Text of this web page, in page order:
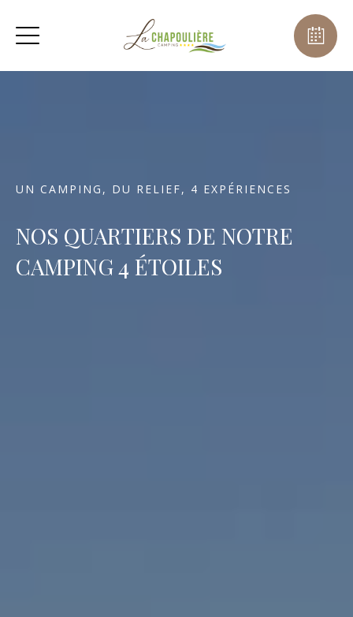
UN CAMPING, DU RELIEF, 4 EXPÉRIENCES
NOS QUARTIERS DE NOTRE
CAMPING 4 ÉTOILES